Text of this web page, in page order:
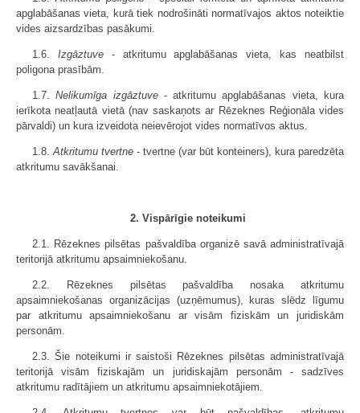
apglabāšanas vieta, kurā tiek nodrošināti normatīvajos aktos noteiktie
vides aizsardzības pasākumi.
1.6. Izgāztuve- atkritumu apglabāšanas vieta, kas neatbilst
poligona prasībām.
1.7.Nelikumīga izgāztuve- atkritumu apglabāšanas vieta, kura
ierīkota neatļautā vietā (nav saskaņots ar Rēzeknes Reģionāla vides
pārvaldi) un kura izveidota neievērojot vides normatīvos aktus.
1.8.Atkritumu tvertne - tvertne (var būt konteiners), kura paredzēta
atkritumu savākšanai.
2. Vispārīgie noteikumi
2.1. Rēzeknes pilsētas pašvaldība organizē savā administratīvajā
teritorijā atkritumu apsaimniekošanu.
2.2. Rēzeknes pilsētas pašvaldība nosaka atkritumu
apsaimniekošanas organizācijas (uzņēmumus), kuras slēdz līgumu
par atkritumu apsaimniekošanu ar visām fiziskām un juridiskām
personām.
2.3. Šie noteikumi ir saistoši Rēzeknes pilsētas administratīvajā
teritorijā visām fiziskajām un juridiskajām personām - sadzīves
atkritumu radītājiem un atkritumu apsaimniekotājiem.